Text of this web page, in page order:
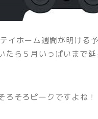
イホーム週間が明ける
たら５月いっぱいまで
ろそろピークですよね！